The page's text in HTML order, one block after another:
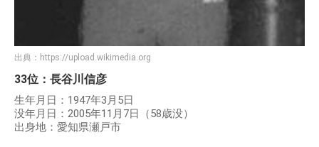
出典： https://upload.wikimedia.org
33位：長谷川信彦
生年月日：1947年3月5日
没年月日：2005年11月7日（58歳没）
出身地：愛知県瀬戸市